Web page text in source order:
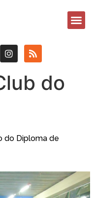
do
do Diploma de